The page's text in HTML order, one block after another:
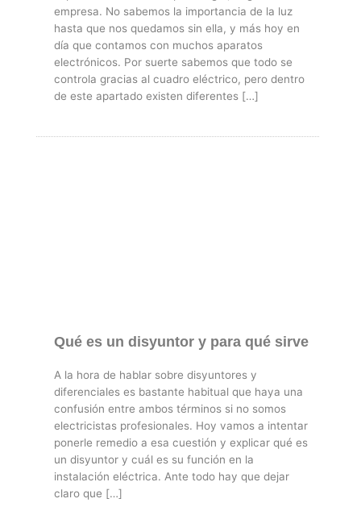
empresa. No sabemos la importancia de la luz
hasta que nos quedamos sin ella, y más hoy en
día que contamos con muchos aparatos
electrónicos. Por suerte sabemos que todo se
controla gracias al cuadro eléctrico, pero dentro
de este apartado existen diferentes […]
Qué es un disyuntor y para qué sirve
A la hora de hablar sobre disyuntores y
diferenciales es bastante habitual que haya una
confusión entre ambos términos si no somos
electricistas profesionales. Hoy vamos a intentar
ponerle remedio a esa cuestión y explicar qué es
un disyuntor y cuál es su función en la
instalación eléctrica. Ante todo hay que dejar
claro que […]